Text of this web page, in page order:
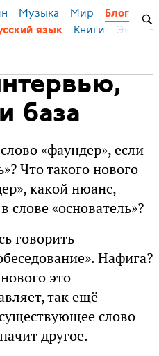
Музыка Мир Блог
язык Книги
база
«фаундер», если
Что такого нового
какой нюанс,
слове «основатель»?
говорить
Нафига?
это
так ещё
слово
другое.